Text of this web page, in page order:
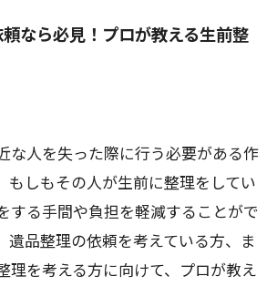
なら必見！プロが教える生前整
な人を失った際に行う必要がある作
もしもその人が生前に整理をしてい
する手間や負担を軽減することがで
遺品整理の依頼を考えている方、ま
理を考える方に向けて、プロが教え